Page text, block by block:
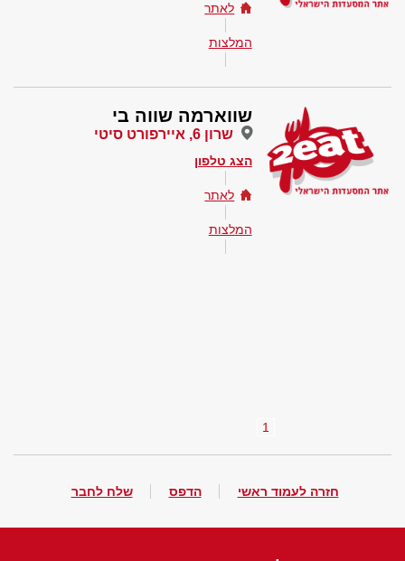
לאתר
המלצות
שווארמה שווה בי
שרון 6, איירפורט סיטי
הצג טלפון
לאתר
המלצות
1
חזרה לעמוד ראשי הדפס שלח לחבר